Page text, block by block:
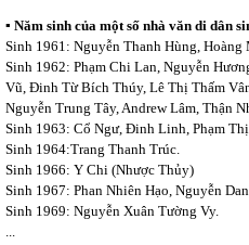
▪ Năm sinh của một số nhà văn di dân
Sinh 1961: Nguyễn Thanh Hùng, Hoàng
Sinh 1962: Phạm Chi Lan, Nguyễn
Vũ, Đinh Từ Bích Thúy, Lê Thị Thấm
Nguyễn Trung Tây, Andrew Lâm, Thận
Sinh 1963: Cổ Ngư, Đinh Linh, Phạm
Sinh 1964:Trang Thanh Trúc.
Sinh 1966: Y Chi (Nhược Thủy)
Sinh 1967: Phan Nhiên Hạo, Nguyễn
Sinh 1969: Nguyễn Xuân Tường Vy.
...